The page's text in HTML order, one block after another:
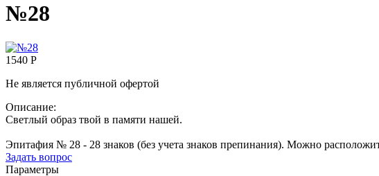
№28
1540 Р
Не является публичной офертой
Описание:
Светлый образ твой в памяти нашей.
Эпитафия № 28 - 28 знаков (без учета знаков препинания). Можно
Задать вопрос
Параметры